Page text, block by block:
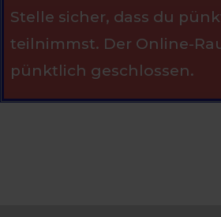
Stelle sicher, dass du
teilnimmst. Der Online-
pünktlich geschlossen.